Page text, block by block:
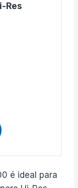
Res
é ideal para